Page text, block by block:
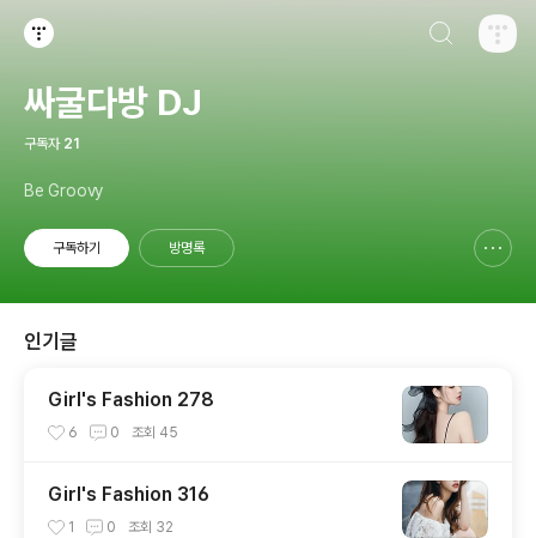
싸굴다방 DJ
구독자 21
Be Groovy
구독하기 방명록
인기글
Girl's Fashion 278
6 0 조회 45
Girl's Fashion 316
1 0 조회 32